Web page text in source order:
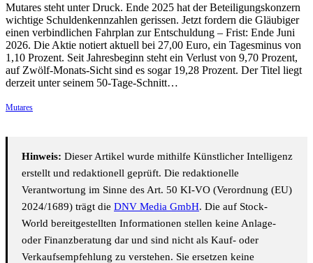
Mutares steht unter Druck. Ende 2025 hat der Beteiligungskonzern
wichtige Schuldenkennzahlen gerissen. Jetzt fordern die Gläubiger
einen verbindlichen Fahrplan zur Entschuldung – Frist: Ende Juni
2026. Die Aktie notiert aktuell bei 27,00 Euro, ein Tagesminus von
1,10 Prozent. Seit Jahresbeginn steht ein Verlust von 9,70 Prozent,
auf Zwölf-Monats-Sicht sind es sogar 19,28 Prozent. Der Titel liegt
derzeit unter seinem 50-Tage-Schnitt…
Mutares
Hinweis: Dieser Artikel wurde mithilfe Künstlicher Intelligenz
erstellt und redaktionell geprüft. Die redaktionelle
Verantwortung im Sinne des Art. 50 KI-VO (Verordnung (EU)
2024/1689) trägt die DNV Media GmbH. Die auf Stock-
World bereitgestellten Informationen stellen keine Anlage-
oder Finanzberatung dar und sind nicht als Kauf- oder
Verkaufsempfehlung zu verstehen. Sie ersetzen keine